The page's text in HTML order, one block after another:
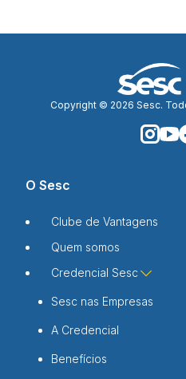
Copyright © 2026 Sesc.
O Sesc
Clube de Vantagens
Quem somos
Credencial Sesc
Sesc nas Empresas
A Credencial
Benefícios